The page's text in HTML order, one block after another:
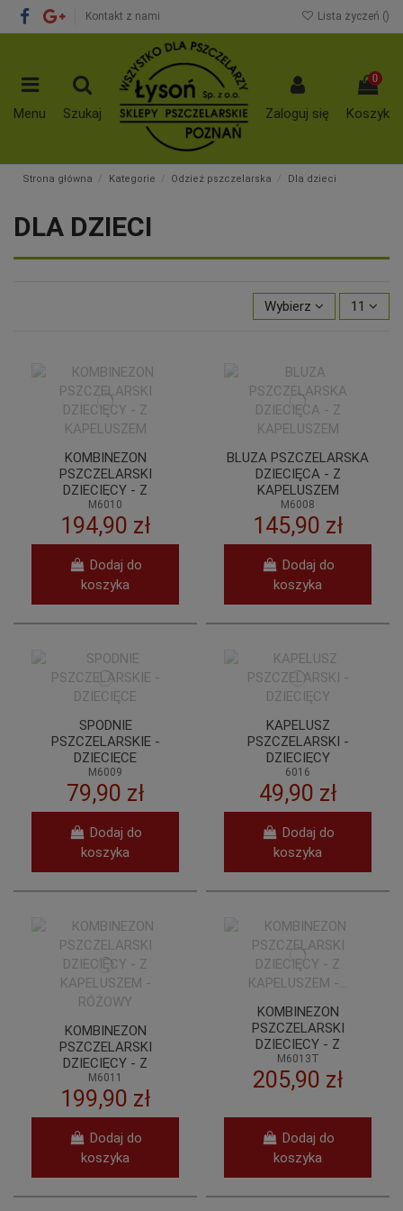
Kontakt z nami Lista życzeń ()
Menu Szukaj Zaloguj się
0
Koszyk
Strona główna Kategorie Odzież pszczelarska Dla dzieci
DLA DZIECI
Wybierz 11
KOMBINEZON
PSZCZELARSKI
DZIECIĘCY - Z
KAPELUSZEM
M6010
194,90 zł
Dodaj do
koszyka
BLUZA PSZCZELARSKA
DZIECIĘCA - Z
KAPELUSZEM
M6008
145,90 zł
Dodaj do
koszyka
SPODNIE
PSZCZELARSKIE -
DZIECIĘCE
M6009
79,90 zł
Dodaj do
koszyka
KAPELUSZ
PSZCZELARSKI -
DZIECIĘCY
6016
49,90 zł
Dodaj do
koszyka
KOMBINEZON
PSZCZELARSKI
DZIECIĘCY - Z
KAPELUSZEM -
RÓŻOWY
M6011
199,90 zł
Dodaj do
koszyka
KOMBINEZON
PSZCZELARSKI
DZIECIĘCY - Z
KAPELUSZEM -
TURKUSOWY (COLOR
LINE)
M6013T
205,90 zł
Dodaj do
koszyka